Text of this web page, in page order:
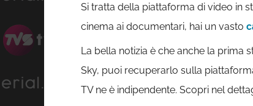
Si tratta della piattaforma di video in
cinema ai documentari, hai un vasto
La bella notizia è che anche la prima
Sky, puoi recuperarlo sulla
TV ne è indipendente. Scopri nel